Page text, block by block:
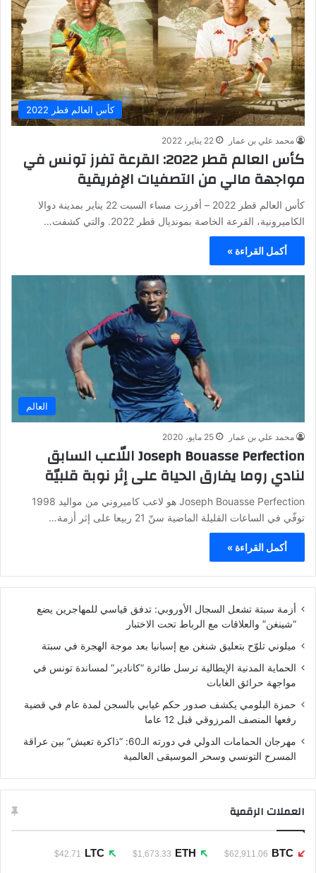
كأس العالم قطر 2022
محمد علي بن عمار 22 يناير، 2022
كأس العالم قطر 2022: القرعة تفرز تونس في
مواجهة مالي من التصفيات الإفريقية
كأس العالم قطر 2022 – أفرزت مساء السبت 22 يناير بمدينة دوالا
الكاميرونية، القرعة الخاصة بمونديال قطر 2022. والتي كشفت…
أكمل القراءة »
العالم
محمد علي بن عمار 25 مايو، 2020
Joseph Bouasse Perfection اللّاعب السابق
لنادي روما يفارق الحياة على إثر نوبة قلبيّة
Joseph Bouasse Perfection هو لاعب كاميروني من مواليد 1998
توفّي في الساعات القليلة الماضية سنّ 21 ربيعا على إثر أزمة…
أكمل القراءة »
أزمة سبتة تشعل السجال الأوروبي: تدفق قياسي للمهاجرين يضع
“شينغن” والعلاقات مع الرباط تحت الاختبار
ميلوني تلوّح بتعليق شنغن مع إسبانيا بعد موجة الهجرة في سبتة
الحماية المدنية الإيطالية ترسل طائرة “كانادير” لمساندة تونس في
مواجهة حرائق الغابات
حمزة البلومي يكشف صدور حكم غيابي بالسجن لمدة عام في قضية
رفعها المنصف المرزوقي قبل 12 عاما
مهرجان الحمامات الدولي في دورته الـ60: “ذاكرة تعيش” بين عراقة
المسرح التونسي وسحر الموسيقى العالمية
العملات الرقمية
BTC
$62,911.06
ETH
$1,673.33
LTC
$42.71